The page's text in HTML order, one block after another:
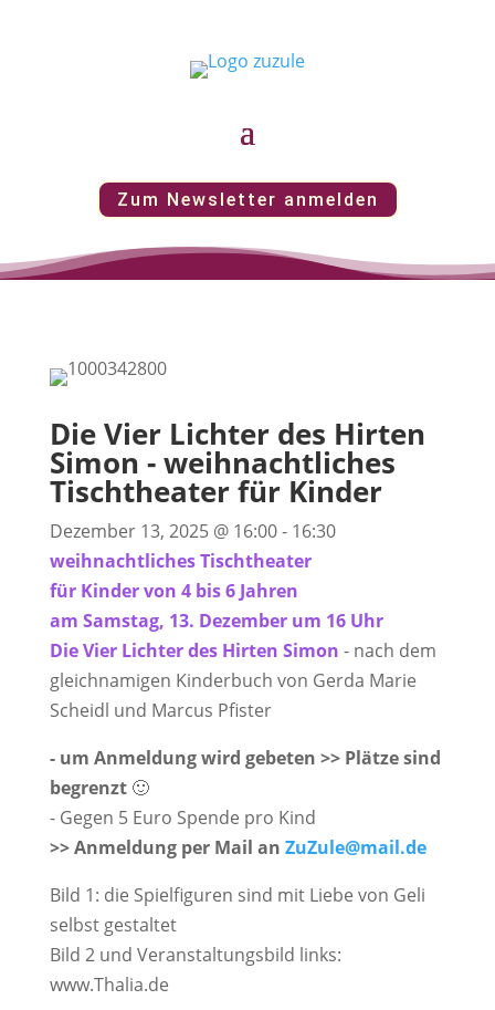
Zum Newsletter anmelden
Die Vier Lichter des Hirten
Simon - weihnachtliches
Tischtheater für Kinder
Dezember 13, 2025 @ 16:00- 16:30
weihnachtliches Tischtheater
für Kinder von 4 bis 6 Jahren
am Samstag, 13. Dezember um 16 Uhr
Die Vier Lichter des Hirten Simon - nach dem
gleichnamigen Kinderbuch von Gerda Marie
Scheidl und Marcus Pfister
- um Anmeldung wird gebeten >> Plätze sind
begrenzt 🙂
- Gegen 5 Euro Spende pro Kind
>> Anmeldung per Mail an ZuZule@mail.de
Bild 1: die Spielfiguren sind mit Liebe von Geli
selbst gestaltet
Bild 2 und Veranstaltungsbild links:
www.Thalia.de